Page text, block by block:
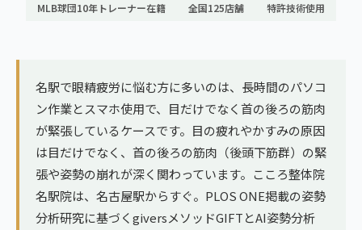
ゴルフ
ヨガ・ピラティス
鹿児島エリア（3院）
→ エリア一覧（全11エリア）
MLB球団10年トレーナー在籍
全国125店舗 特許技術使用
名駅で眼精疲労に悩む方に多いのは、長時間のパソコ
ン作業とスマホ使用で、目だけでなく首の後ろの筋肉
が緊張しているケースです。目の疲れやかすみの原因
は目だけでなく、首の後ろの筋肉（後頭下筋群）の緊
張や姿勢の崩れが深く関わっています。こころ整体院
名駅院は、名古屋駅からすぐ。PLOS ONE掲載の姿勢
分析研究に基づくgiversメソッドGIFTとAI姿勢分析